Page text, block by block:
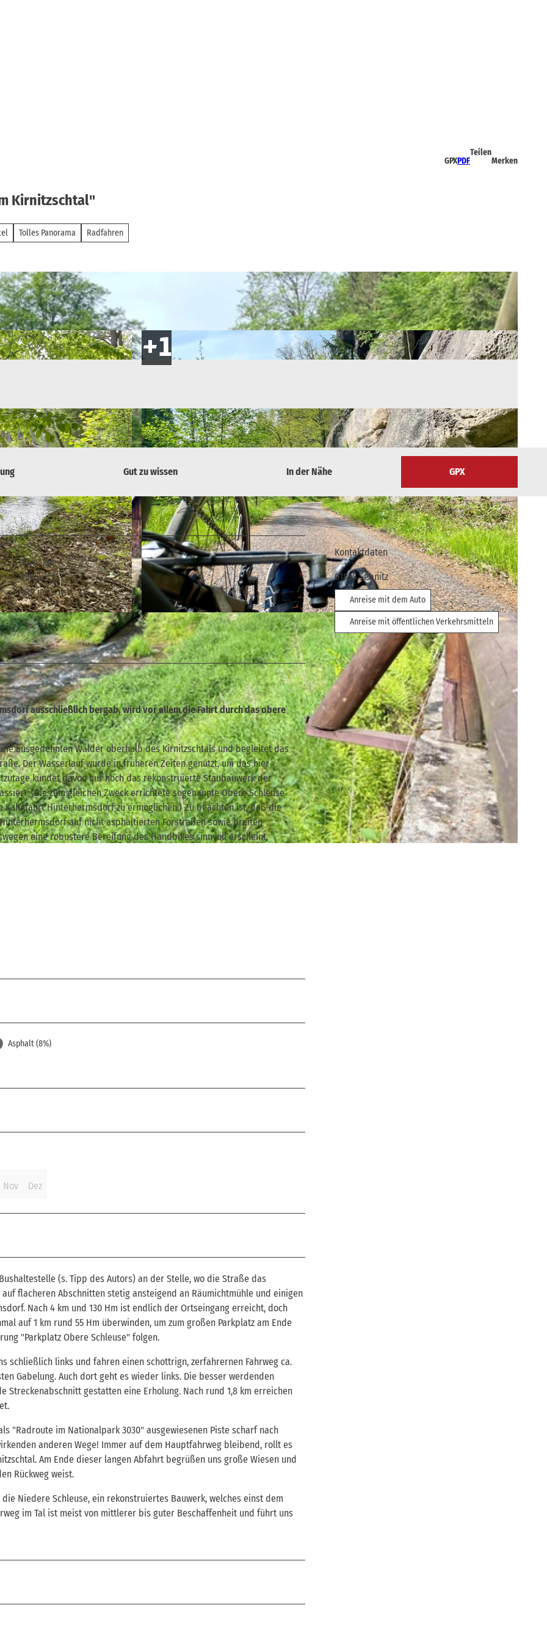
GPXPDF
Teilen
Merken
Kirnitzschtal"
Tolles Panorama Radfahren
© Veit Riffer, Tourismusverband Sächsische Schweiz
Gut zu wissen In der Nähe GPX
16,48 km
239 m
429 m
ausschließlich bergab, wird vor allem die Fahrt durch das obere
ausgedehnten Wälder oberhalb des Kirnitzschtals und begleitet das
Der Wasserlauf wurde in früheren Zeiten genutzt, um das hier
kündet davon nur noch das rekonstruierte Staubauwerk der
(Die zum gleichen Zweck errichtete sogenannte Obere Schleuse
Hinterhermsdorf zu ermöglichen.) Zu beachten ist, daß die
auf nicht asphaltierten Forstraßen sowie breiten
eine robustere Bereifung des Handbikes sinnvoll erscheint.
Asphalt (8%)
Nov Dez
(s. Tipp des Autors) an der Stelle, wo die Straße das
flacheren Abschnitten stetig ansteigend an Räumichtmühle und einigen
Nach 4 km und 130 Hm ist endlich der Ortseingang erreicht, doch
auf 1 km rund 55 Hm überwinden, um zum großen Parkplatz am Ende
"Parkplatz Obere Schleuse" folgen.
schließlich links und fahren einen schottrign, zerfahrernen Fahrweg ca.
Gabelung. Auch dort geht es wieder links. Die besser werdenden
gestatten eine Erholung. Nach rund 1,8 km erreichen
"Radroute im Nationalpark 3030" ausgewiesenen Piste scharf nach
anderen Wege! Immer auf dem Hauptfahrweg bleibend, rollt es
Am Ende dieser langen Abfahrt begrüßen uns große Wiesen und
Rückweg weist.
Niedere Schleuse, ein rekonstruiertes Bauwerk, welches einst dem
im Tal ist meist von mittlerer bis guter Beschaffenheit und führt uns
Kontaktdaten
01855Sebnitz
Anreise mit dem Auto
Anreise mit öffentlichen Verkehrsmitteln